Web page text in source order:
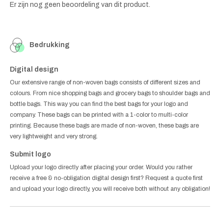
Er zijn nog geen beoordeling van dit product.
Bedrukking
Digital design
Our extensive range of non-woven bags consists of different sizes and
colours. From nice shopping bags and grocery bags to shoulder bags and
bottle bags. This way you can find the best bags for your logo and
company. These bags can be printed with a 1-color to multi-color
printing. Because these bags are made of non-woven, these bags are
very lightweight and very strong.
Submit logo
Upload your logo directly after placing your order. Would you rather
receive a free & no-obligation digital design first? Request a quote first
and upload your logo directly, you will receive both without any obligation!